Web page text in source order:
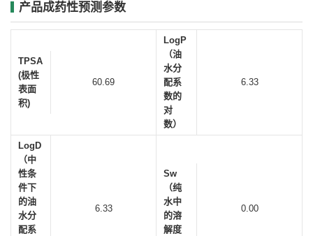
产品成药性预测参数
TPSA
(极性
表面
积)
60.69
LogP
（油
水分
配系
数的
对
数）
6.33
LogD
（中
性条
件下
的油
水分
配系
6.33
Sw
（纯
水中
的溶
解度
0.00